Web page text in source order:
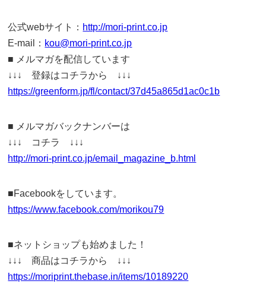
公式webサイト： http://mori-print.co.jp
E-mail： kou@mori-print.co.jp
■ メルマガを配信しています
↓↓↓ 登録はコチラから ↓↓↓
https://greenform.jp/fl/contact/37d45a865d1ac0c1b
■ メルマガバックナンバーは
↓↓↓ コチラ ↓↓↓
http://mori-print.co.jp/email_magazine_b.html
■Facebookをしています。
https://www.facebook.com/morikou79
■ネットショップも始めました！
↓↓↓ 商品はコチラから ↓↓↓
https://moriprint.thebase.in/items/10189220